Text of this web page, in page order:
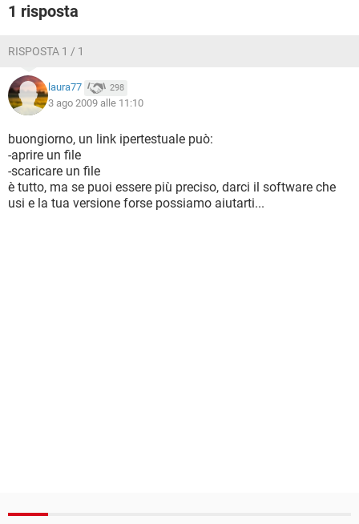
1 risposta
RISPOSTA 1 / 1
laura77 298
3 ago 2009 alle 11:10
buongiorno, un link ipertestuale può:
-aprire un file
-scaricare un file
è tutto, ma se puoi essere più preciso, darci il software che
usi e la tua versione forse possiamo aiutarti...